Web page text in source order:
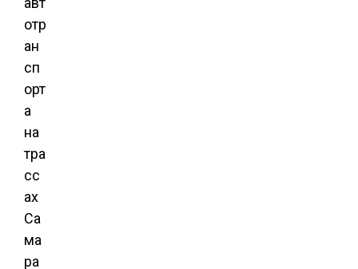
отр
ан
сп
орт
а
на
тра
сс
ах
Са
ма
ра